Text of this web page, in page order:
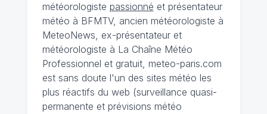
météorologiste passionné et présentateur
météo à BFMTV, ancien météorologiste à
MeteoNews, ex-présentateur et
météorologiste à La Chaîne Météo
Professionnel et gratuit, meteo-paris.com
est sans doute l'un des sites météo les
plus réactifs du web (surveillance quasi-
permanente et prévisions météo